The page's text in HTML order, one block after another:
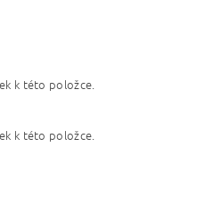
k této položce.
k této položce.